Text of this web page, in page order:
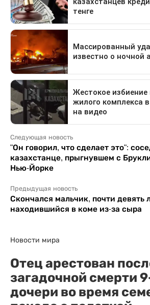
Следующая новость
"Он говорил, что сделает это":
казахстанце, прыгнувшем с
Нью-Йорке
Предыдущая новость
Скончался мальчик, почти девять
находившийся в коме из-за сыра
Новости мира
Отец арестован
загадочной смерти
дочери во время